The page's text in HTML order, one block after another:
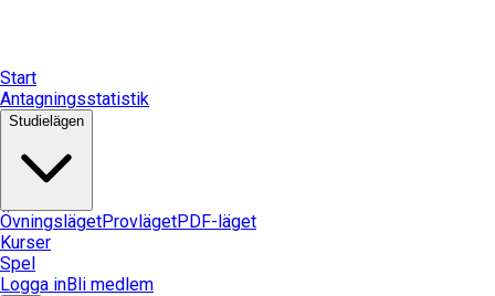
Start
Antagningsstatistik
Studielägen
ÖvningslägetProvlägetPDF-läget
Kurser
Spel
Logga inBli medlem